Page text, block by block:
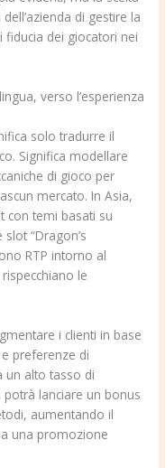
di gestire la
fiducia dei giocatori nei
verso l’esperienza
solo tradurre il
Significa modellare
di gioco per
mercato. In Asia,
con temi basati su
“Dragon’s
RTP intorno al
le
i clienti in base
preferenze di
un alto tasso di
lanciare un bonus
aumentando il
una promozione